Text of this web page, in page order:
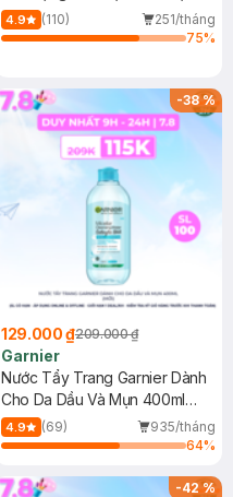
40ml
4.9 (110)
251/tháng
75%
-38%
129.000 ₫209.000 ₫
Garnier
Nước Tẩy Trang Garnier Dành
Cho Da Dầu Và Mụn 400ml
(Mới)
4.9 (69)
935/tháng
64%
-42%